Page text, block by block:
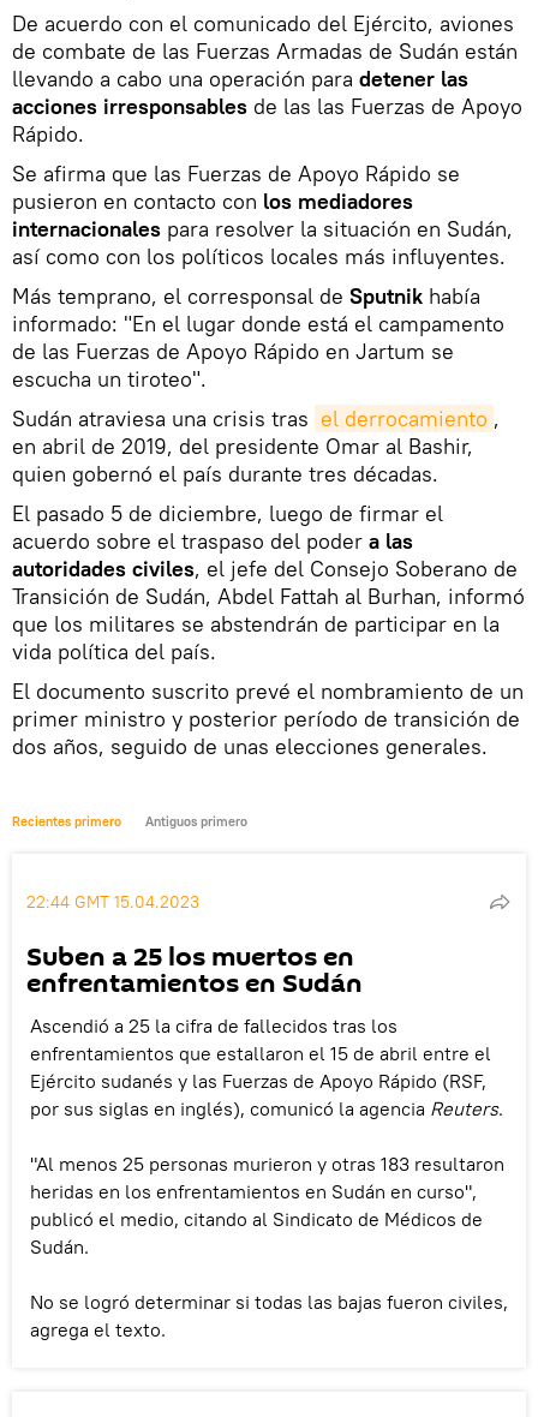
De acuerdo con el comunicado del Ejército, aviones
de combate de las Fuerzas Armadas de Sudán están
llevando a cabo una operación para detener las
acciones irresponsables de las las Fuerzas de Apoyo
Rápido.
Se afirma que las Fuerzas de Apoyo Rápido se
pusieron en contacto con los mediadores
internacionales para resolver la situación en Sudán,
así como con los políticos locales más influyentes.
Más temprano, el corresponsal de Sputnik había
informado: "En el lugar donde está el campamento
de las Fuerzas de Apoyo Rápido en Jartum se
escucha un tiroteo".
Sudán atraviesa una crisis tras el derrocamiento ,
en abril de 2019, del presidente Omar al Bashir,
quien gobernó el país durante tres décadas.
El pasado 5 de diciembre, luego de firmar el
acuerdo sobre el traspaso del poder a las
autoridades civiles, el jefe del Consejo Soberano de
Transición de Sudán, Abdel Fattah al Burhan, informó
que los militares se abstendrán de participar en la
vida política del país.
El documento suscrito prevé el nombramiento de un
primer ministro y posterior período de transición de
dos años, seguido de unas elecciones generales.
Recientes primero Antiguos primero
22:44 GMT 15.04.2023
Suben a 25 los muertos en
enfrentamientos en Sudán
Ascendió a 25 la cifra de fallecidos tras los
enfrentamientos que estallaron el 15 de abril entre el
Ejército sudanés y las Fuerzas de Apoyo Rápido (RSF,
por sus siglas en inglés), comunicó la agencia Reuters.
"Al menos 25 personas murieron y otras 183 resultaron
heridas en los enfrentamientos en Sudán en curso",
publicó el medio, citando al Sindicato de Médicos de
Sudán.
No se logró determinar si todas las bajas fueron civiles,
agrega el texto.